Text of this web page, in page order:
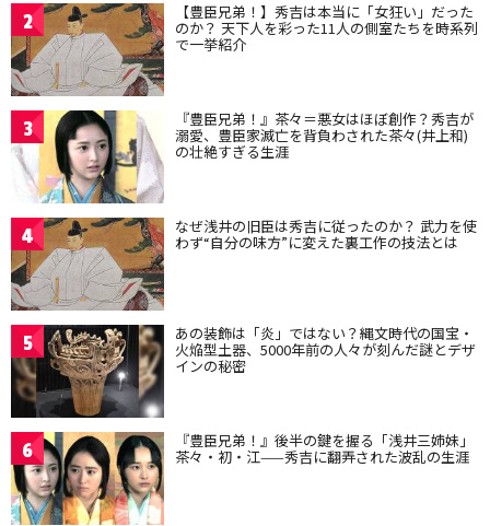
2 【豊臣兄弟！】秀吉は本当に「女狂い」だった
のか？ 天下人を彩った11人の側室たちを時系列
で一挙紹介
3 『豊臣兄弟！』茶々＝悪女はほぼ創作？秀吉が
溺愛、豊臣家滅亡を背負わされた茶々(井上和)
の壮絶すぎる生涯
4 なぜ浅井の旧臣は秀吉に従ったのか？ 武力を使
わず“自分の味方”に変えた裏工作の技法とは
5 あの装飾は「炎」ではない？縄文時代の国宝・
火焔型土器、5000年前の人々が刻んだ謎とデザ
インの秘密
6 『豊臣兄弟！』後半の鍵を握る「浅井三姉妹」
茶々・初・江——秀吉に翻弄された波乱の生涯